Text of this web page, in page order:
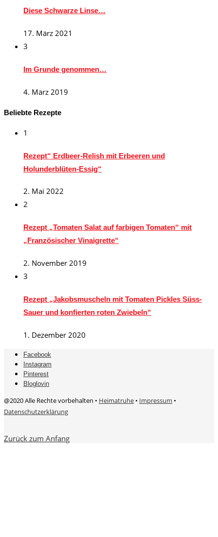
Diese Schwarze Linse…
17. März 2021
3
Im Grunde genommen…
4. März 2019
Beliebte Rezepte
1
Rezept“ Erdbeer-Relish mit Erbeeren und
Holunderblüten-Essig“
2. Mai 2022
2
Rezept „Tomaten Salat auf farbigen Tomaten“ mit
„Französischer Vinaigrette“
2. November 2019
3
Rezept „Jakobsmuscheln mit Tomaten Pickles Süss-
Sauer und konfierten roten Zwiebeln“
1. Dezember 2020
Facebook
Instagram
Pinterest
Bloglovin
@2020 Alle Rechte vorbehalten • Heimatruhe • Impressum •
Datenschutzerklärung
Zurück zum Anfang